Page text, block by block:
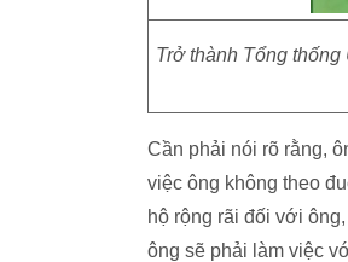
Trở thành Tổng
Cần phải nói rõ rằng,
việc ông không theo
hộ rộng rãi đối với
ông sẽ phải làm việc